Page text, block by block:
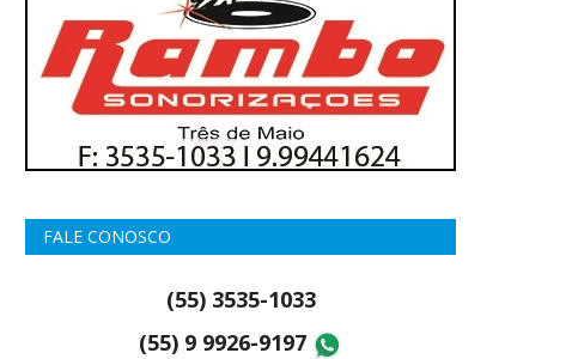
FALE CONOSCO
(55) 3535-1033
(55) 9 9926-9197